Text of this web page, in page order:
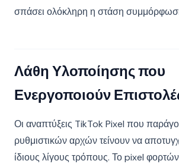
σπάσει ολόκληρη η στάση
Λάθη Υλοποίησης που
Ενεργοποιούν
Οι αναπτύξεις TikTok Pixel που
ρυθμιστικών αρχών τείνουν να
ίδιους λίγους τρόπους. Το pixel